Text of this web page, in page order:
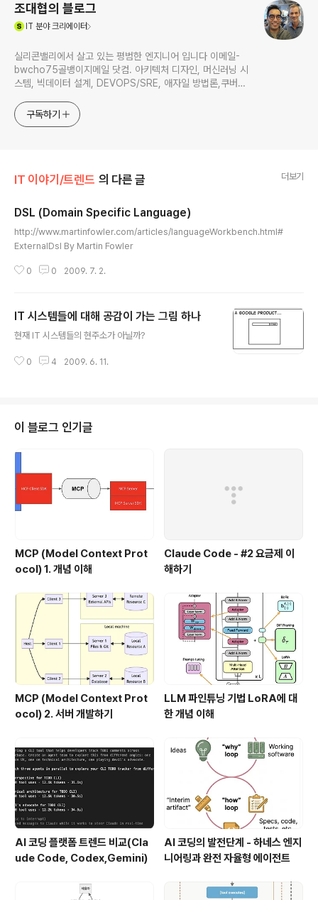
조대협의 블로그
IT 분야 크리에이터
실리콘밸리에서 살고 있는 평범한 엔지니어 입니다 이메일-
bwcho75골뱅이지메일 닷컴. 아키텍처 디자인, 머신러닝 시
스템, 빅데이터 설계, DEVOPS/SRE, 애자일 방법론,쿠버네
한 기술 멘토링과 강의 진행합니다. Linkedin :
https://www.linkedin.com/in/terrycho75/
구독하기
IT 이야기/트렌드 의 다른 글 더보기
DSL (Domain Specific Language)
http://www.martinfowler.com/articles/languageWorkbench.html#
ExternalDsl By Martin Fowler
0 0 2009. 7. 2.
IT 시스템들에 대해 공감이 가는 그림 하나
현재 IT 시스템들의 현주소가 아닐까?
0 4 2009. 6. 11.
이 블로그 인기글
MCP (Model Context Prot
ocol) 1. 개념 이해
Claude Code - #2 요금제 이
해하기
MCP (Model Context Prot
ocol) 2. 서버 개발하기
LLM 파인튜닝 기법 LoRA에 대
한 개념 이해
AI 코딩 플랫폼 트렌드 비교(Cla
ude Code, Codex,Gemini)
AI 코딩의 발전단계 - 하네스 엔지
니어링과 완전 자율형 에이전트